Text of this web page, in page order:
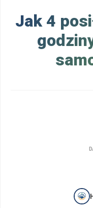
Jak 4